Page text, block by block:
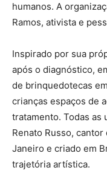
humanos. A
Ramos, ativista e
Inspirado por sua
após o diagnóstico,
de brinquedotecas
crianças espaços de
tratamento. Todas as
Renato Russo,
Janeiro e criado em
trajetória artística.